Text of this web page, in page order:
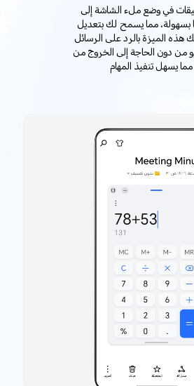
في وضع ملء الشاشة إلى
بسهولة، مما يسمح لك بتعديل
الميزة بالرد على الرسائل
من دون الحاجة إلى الخروج من
مما يسهل تنفيذ المهام